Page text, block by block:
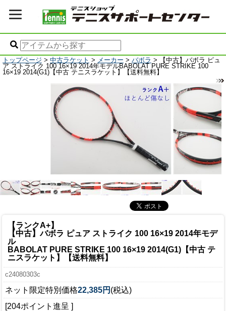
トップページ > 中古ラケット > メーカー > バボラ > 【中古】バボラ ピュ
ア ストライク 100 16×19 2014年モデルBABOLAT PURE STRIKE 100
16×19 2014(G1)【中古 テニスラケット】【送料無料】
【ランクA+】
【中古】バボラ ピュア ストライク 100 16×19 2014年モデ
ル
BABOLAT PURE STRIKE 100 16×19 2014(G1)【中古 テ
ニスラケット】【送料無料】
c24080303c
ネット限定特別価格22,385円 (税込)
[204ポイント進呈 ]